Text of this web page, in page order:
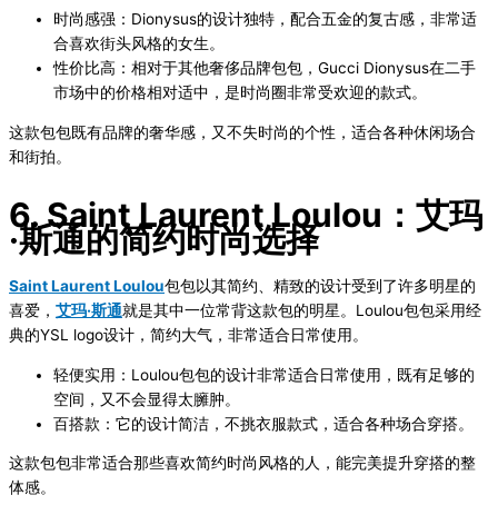
时尚感强 ：Dionysus的设计独特，配合五金的复古感，非常适
合喜欢街头风格的女生。
性价比高 ：相对于其他奢侈品牌包包，Gucci Dionysus在二手
市场中的价格相对适中，是时尚圈非常受欢迎的款式。
这款包包既有品牌的奢华感，又不失时尚的个性，适合各种休闲场合
和街拍。
6. Saint Laurent Loulou：艾玛
·斯通的简约时尚选择
Saint Laurent Loulou包包以其简约、精致的设计受到了许多明星的
喜爱， 艾玛·斯通就是其中一位常背这款包的明星。Loulou包包采用经
典的YSL logo设计，简约大气，非常适合日常使用。
轻便实用 ：Loulou包包的设计非常适合日常使用，既有足够的
空间，又不会显得太臃肿。
百搭款 ：它的设计简洁，不挑衣服款式，适合各种场合穿搭。
这款包包非常适合那些喜欢简约时尚风格的人，能完美提升穿搭的整
体感。